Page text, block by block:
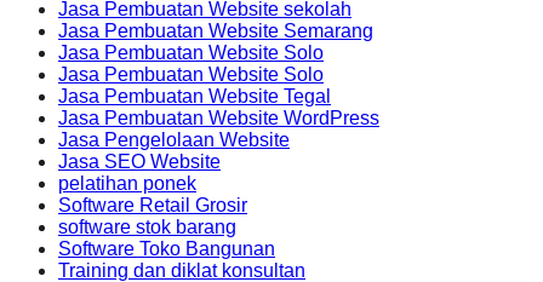
Jasa Pembuatan Website sekolah
Jasa Pembuatan Website Semarang
Jasa Pembuatan Website Solo
Jasa Pembuatan Website Solo
Jasa Pembuatan Website Tegal
Jasa Pembuatan Website WordPress
Jasa Pengelolaan Website
Jasa SEO Website
pelatihan ponek
Software Retail Grosir
software stok barang
Software Toko Bangunan
Training dan diklat konsultan